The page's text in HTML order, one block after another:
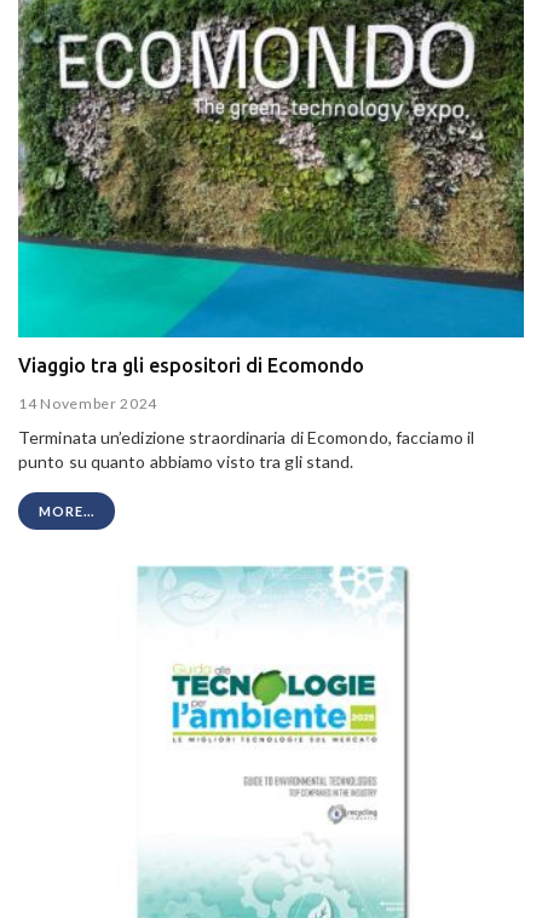
Viaggio tra gli espositori di Ecomondo
14 November 2024
Terminata un’edizione straordinaria di Ecomondo, facciamo il
punto su quanto abbiamo visto tra gli stand.
MORE...